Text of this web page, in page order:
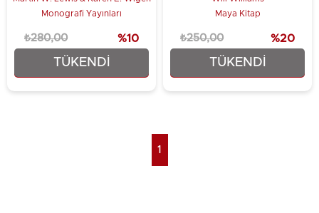
TÜKENDI
Monografi Yayınları
₺252,00
₺280,00 %10
TÜKENDI
Maya Kitap
₺200,00
₺250,00 %20
1